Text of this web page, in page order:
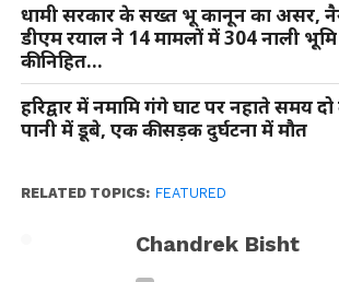
धामी सरकार के सख्त भू कानून का असर,
डीएम रयाल ने 14 मामलों में 304 नाली
की निहित…
हरिद्वार में नमामि गंगे घाट पर नहाते समय
पानी में डूबे, एक की सड़क दुर्घटना में मौत
RELATED TOPICS: FEATURED
Chandrek Bisht